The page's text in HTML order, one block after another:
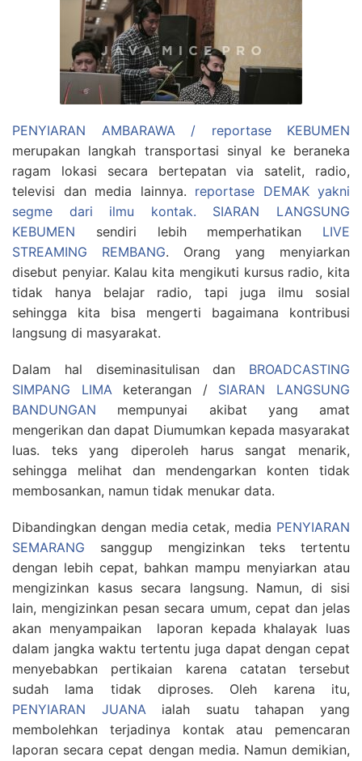
PENYIARAN AMBARAWA / reportase KEBUMEN
merupakan langkah transportasi sinyal ke beraneka
ragam lokasi secara bertepatan via satelit, radio,
televisi dan media lainnya. reportase DEMAK yakni
segme dari ilmu kontak. SIARAN LANGSUNG
KEBUMEN sendiri lebih memperhatikan LIVE
STREAMING REMBANG. Orang yang menyiarkan
disebut penyiar. Kalau kita mengikuti kursus radio, kita
tidak hanya belajar radio, tapi juga ilmu sosial
sehingga kita bisa mengerti bagaimana kontribusi
langsung di masyarakat.
Dalam hal diseminasitulisan dan BROADCASTING
SIMPANG LIMAketerangan / SIARAN LANGSUNG
BANDUNGAN mempunyai akibat yang amat
mengerikan dan dapat Diumumkan kepada masyarakat
luas. teks yang diperoleh harus sangat menarik,
sehingga melihat dan mendengarkan konten tidak
membosankan, namun tidak menukar data.
Dibandingkan dengan media cetak, media PENYIARAN
SEMARANG sanggup mengizinkan teks tertentu
dengan lebih cepat, bahkan mampu menyiarkan atau
mengizinkan kasus secara langsung. Namun, di sisi
lain, mengizinkan pesan secara umum, cepat dan jelas
akan menyampaikan laporan kepada khalayak luas
dalam jangka waktu tertentu juga dapat dengan cepat
menyebabkan pertikaian karena catatan tersebut
sudah lama tidak diproses. Oleh karena itu,
PENYIARAN JUANAialah suatu tahapan yang
membolehkan terjadinya kontak atau pemencaran
laporan secara cepat dengan media. Namun demikian,